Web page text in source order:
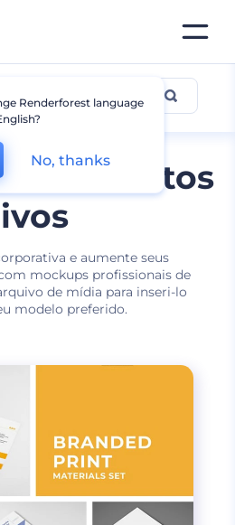
de Folhetos
e aumente seus
mockups profissionais de
de mídia para inseri-lo
modelo preferido.
Renderforest language
No, thanks